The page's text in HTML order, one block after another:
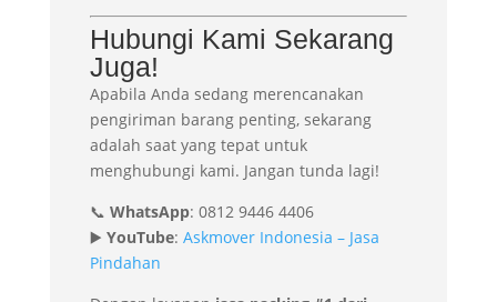
Hubungi Kami Sekarang
Juga!
Apabila Anda sedang merencanakan
pengiriman barang penting, sekarang
adalah saat yang tepat untuk
menghubungi kami. Jangan tunda lagi!
📞 WhatsApp: 0812 9446 4406
▶️ YouTube: Askmover Indonesia – Jasa
Pindahan